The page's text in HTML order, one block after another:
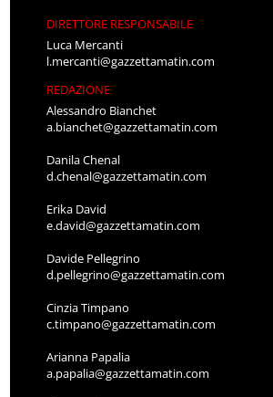
DIRETTORE RESPONSABILE
Luca Mercanti
l.mercanti@gazzettamatin.com
REDAZIONE
Alessandro Bianchet
a.bianchet@gazzettamatin.com
Danila Chenal
d.chenal@gazzettamatin.com
Erika David
e.david@gazzettamatin.com
Davide Pellegrino
d.pellegrino@gazzettamatin.com
Cinzia Timpano
c.timpano@gazzettamatin.com
Arianna Papalia
a.papalia@gazzettamatin.com